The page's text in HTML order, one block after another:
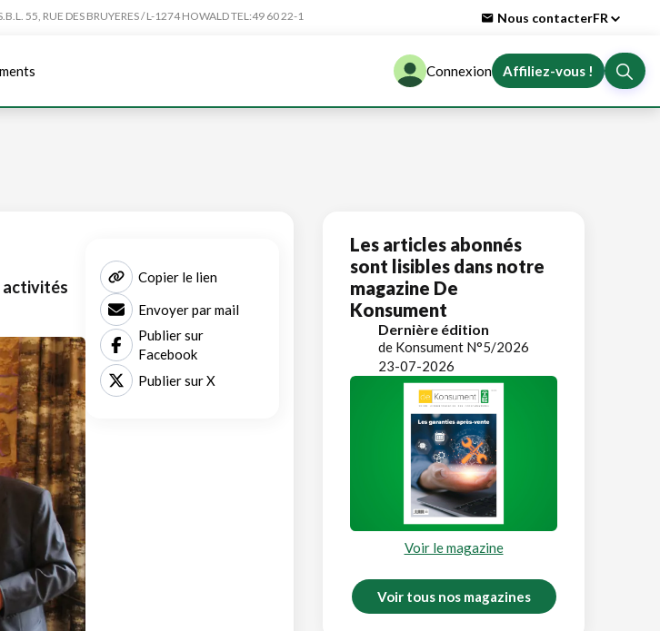
55, RUE DES BRUYERES / L-1274 HOWALD TEL:49 60 22-1 Nous contacterFR
Connexion Affiliez-vous !
activités
Copier le lien
Envoyer par mail
Publier sur
Facebook
Publier sur X
Les articles abonnés
sont lisibles dans notre
magazine De
Konsument
Dernière édition
de Konsument N°5/2026
23-07-2026
Voir le magazine
Voir tous nos magazines